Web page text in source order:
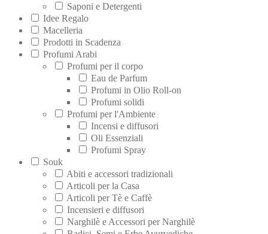
Saponi e Detergenti
Idee Regalo
Macelleria
Prodotti in Scadenza
Profumi Arabi
Profumi per il corpo
Eau de Parfum
Profumi in Olio Roll-on
Profumi solidi
Profumi per l'Ambiente
Incensi e diffusori
Oli Essenziali
Profumi Spray
Souk
Abiti e accessori tradizionali
Articoli per la Casa
Articoli per Tè e Caffè
Incensieri e diffusori
Narghilè e Accessori per Narghilè